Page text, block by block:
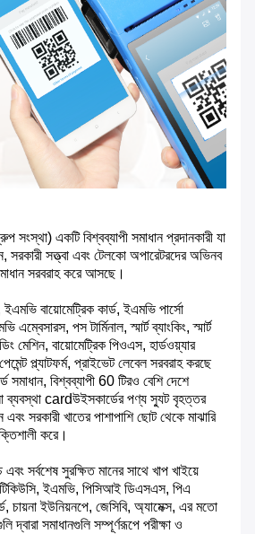
একটি বিশ্বব্যাপী সমাধান প্রদানকারী যা
সরকারী সত্ত্বা এবং টেলকো অপারেটরদের অভিনব
সরবরাহ করে আসছে।
ইএমভি বায়োমেট্রিক কার্ড, ইএমভি পার্সো
পস টার্মিনাল, স্মার্ট ব্যাংকিং, স্মার্ট
মেশিন, বায়োমেট্রিক পিওএস, হার্ডওয়্যার
প্ল্যাটফর্ম, প্রাইভেট লেবেল সরবরাহ করছে
সমাধান, বিশ্বব্যাপী 60 টিরও বেশি দেশে
ব্যবস্থা cardউইসকার্ডের পণ্য স্যুট বৃহত্তর
এবং সরকারী খাতের পাশাপাশি ছোট থেকে মাঝারি
করে।
এবং সর্বশেষ সুরক্ষিত মানের সাথে খাপ খাইয়ে
ইএমভি, পিসিআই ডিএসএস, পিএ
চায়না ইউনিয়নপে, জেসিবি, অ্যামেক্স, এর মতো
দ্বারা সমাধানগুলি সম্পূর্ণরূপে পরীক্ষা ও